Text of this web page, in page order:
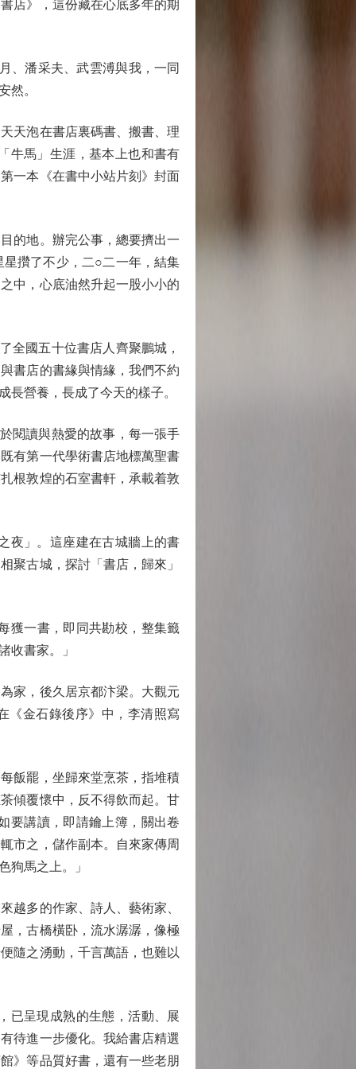
》，這份藏在心底多年的期
潘采夫、武雲溥與我，一同
然。
天泡在書店裏碼書、搬書、理
牛馬」生涯，基本上也和書有
一本《在書中小站片刻》封面
的地。辦完公事，總要擠出一
攢了不少，二○二一年，結集
中，心底油然升起一股小小的
國五十位書店人齊聚鵬城，
書店的書緣與情緣，我們不約
營養，長成了今天的樣子。
讀與熱愛的故事，每一張手
有第一代學術書店地標萬聖書
根敦煌的石室書軒，承載着敦
」。這座建在古城牆上的書
聚古城，探討「書店，歸來」
一書，即同共勘校，整集籤
收書家。」
家，後久居京都汴梁。大觀元
《金石錄後序》中，李清照寫
罷，坐歸來堂烹茶，指堆積
傾覆懷中，反不得飲而起。甘
要講讀，即請鑰上簿，關出卷
市之，儲作副本。自來家傳周
狗馬之上。」
多的作家、詩人、藝術家、
，古橋橫卧，流水潺潺，像極
隨之湧動，千言萬語，也難以
呈現成熟的生態，活動、展
待進一步優化。我給書店精選
》等品質好書，還有一些老朋